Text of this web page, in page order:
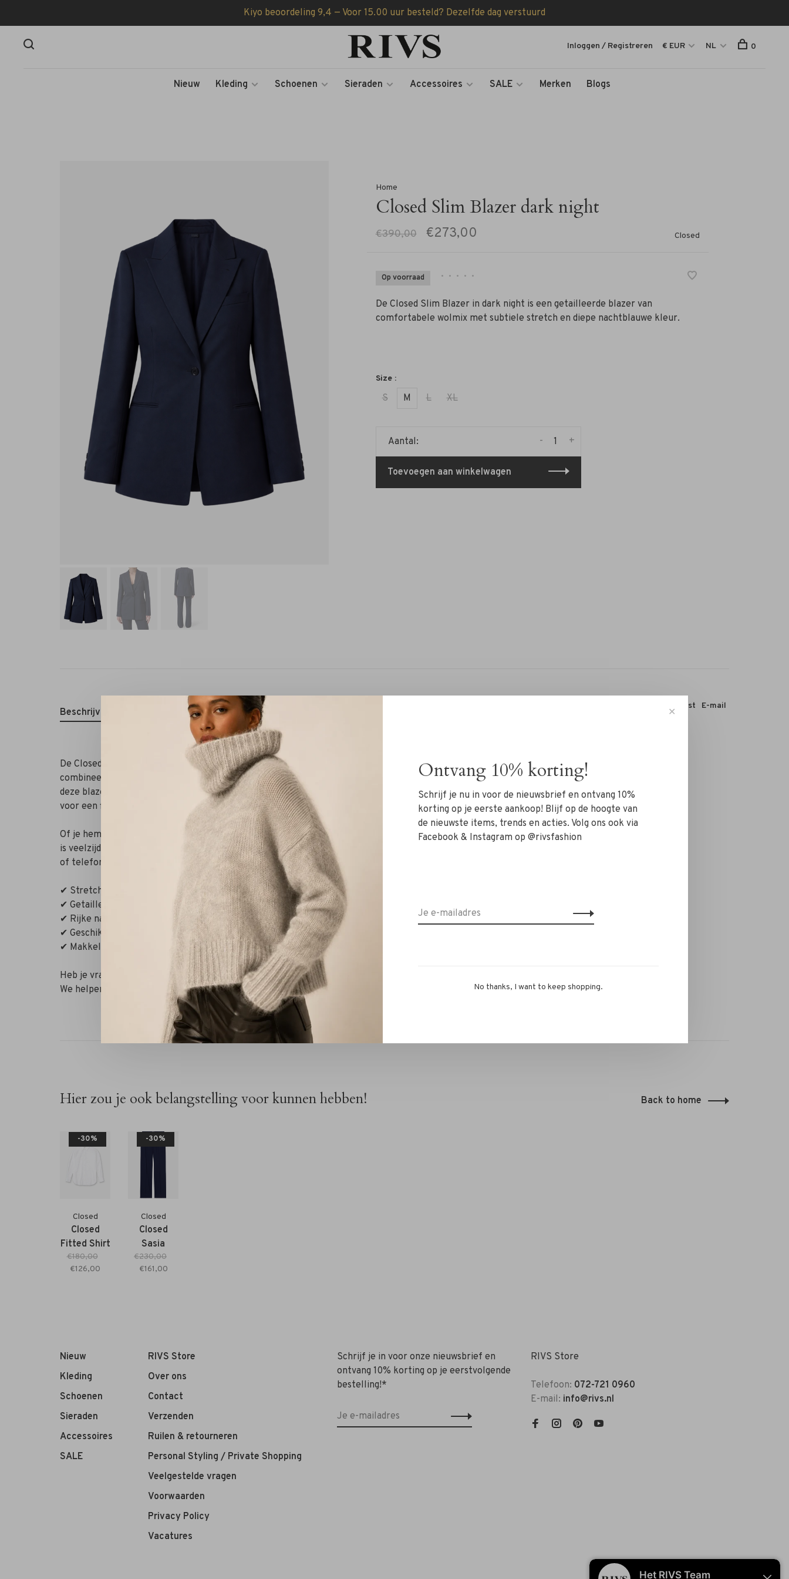
Kiyo beoordeling 9,4 — Voor 15.00 uur besteld? Dezelfde dag verstuurd
Nieuw Kleding Schoenen Sieraden Accessoires SALE Merken Blogs
Inloggen / Registreren € EUR NL 0
Home
Closed Slim Blazer dark night
€390,00 €273,00 Closed
Op voorraad • • • • •
De Closed Slim Blazer in dark night is een getailleerde blazer van
comfortabele wolmix met subtiele stretch en diepe nachtblauwe kleur.
Size :
S M L XL
Aantal: +
-
Toevoegen aan winkelwagen
Pinterest E-mail
Beschrijving
De Closed Slim Blazer in dark night is een stijlvolle essential die elegantie en draagcomfort
combineert. Gemaakt van een verfijnde mix van 53% polyester, 43% virgin wool en 4% elastaan, biedt
deze blazer zowel structuur als subtiele stretch. De getailleerde pasvorm en nachtblauwe kleur zorgen
voor een flatterend silhouette dat moeiteloos werkt in zakelijke én casual settings.
Of je hem nu draagt over een blouse op kantoor of met een T‑shirt en jeans in je vrije tijd, deze blazer
is veelzijdig inzetbaar. Voor een perfecte fit adviseren we bij twijfel contact op te nemen via WhatsApp
of telefonisch – wij staan voor je klaar.
✔ Stretch wolmix voor comfort
✔ Getailleerde, vrouwelijke pasvorm
✔ Rijke nachtblauwe colorway (‘dark night’)
✔ Geschikt voor werk en weekend
✔ Makkelijk te combineren met allerlei outfits
Heb je vragen of twijfel je over de maat? Stuur ons een WhatsApp op 06‑13069593 of bel 072‑7210960.
We helpen je graag! Je bent ook welkom in onze winkel in Alkmaar – Ritsevoort 21.
Hier zou je ook belangstelling voor kunnen hebben! Back to home
-30%
Closed
Closed
Fitted Shirt
white
€180,00
€126,00
-30%
Closed
Closed
Sasia
Pants dark
night
€230,00
€161,00
Nieuw
Kleding
Schoenen
Sieraden
Accessoires
SALE
RIVS Store
Over ons
Contact
Verzenden
Ruilen & retourneren
Personal Styling / Private Shopping
Veelgestelde vragen
Voorwaarden
Privacy Policy
Vacatures
Schrijf je in voor onze nieuwsbrief en
ontvang 10% korting op je eerstvolgende
bestelling!*
RIVS Store
Telefoon: 072-721 0960
E-mail: info@rivs.nl
✕
Ontvang 10% korting!
Schrijf je nu in voor de nieuwsbrief en ontvang 10%
korting op je eerste aankoop! Blijf op de hoogte van
de nieuwste items, trends en acties. Volg ons ook via
Facebook & Instagram op @rivsfashion
No thanks, I want to keep shopping.